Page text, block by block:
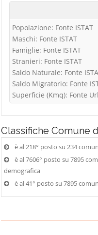
Popolazione: Fonte ISTAT
Maschi: Fonte ISTAT
Famiglie: Fonte ISTAT
Stranieri: Fonte ISTAT
Saldo Naturale: Fonte
Saldo Migratorio: Fonte
Superficie (Kmq): Fonte
Classifiche Comune
è al 218° posto su 234
è al 7606° posto su 7895
demografica
è al 41° posto su 7895